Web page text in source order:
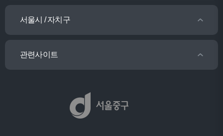
서울시 / 자치구
관련사이트